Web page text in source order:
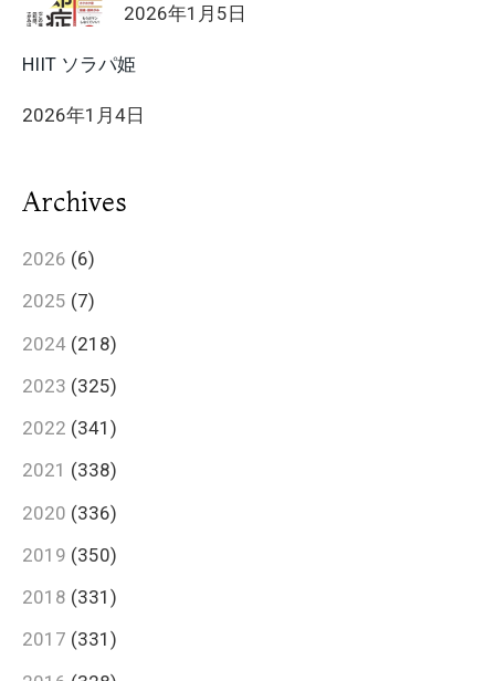
2026年1月5日
HIIT ソラパ姫
2026年1月4日
Archives
2026 (6)
2025 (7)
2024 (218)
2023 (325)
2022 (341)
2021 (338)
2020 (336)
2019 (350)
2018 (331)
2017 (331)